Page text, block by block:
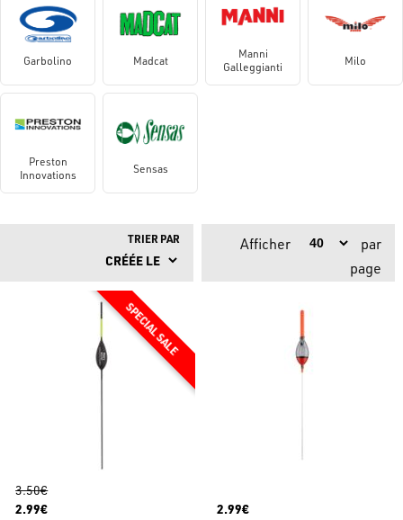
Garbolino Madcat
Manni
Galleggianti
Milo
Preston
Innovations
Sensas
TRIER PAR Afficher
par
page
3.50€
2.99€
2.99€